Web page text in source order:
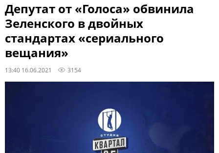
Депутат от «Голоса» обвинила
Зеленского в двойных
стандартах «сериального
вещания»
13:40 16.06.2021 3154